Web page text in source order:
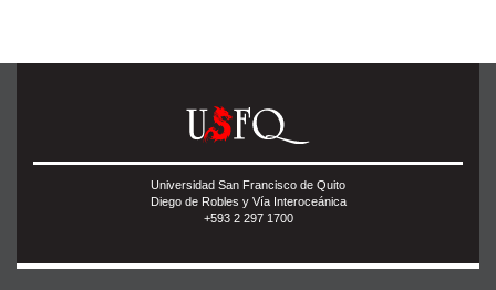
Universidad San Francisco de Quito
Diego de Robles y Vía Interoceánica
+593 2 297 1700